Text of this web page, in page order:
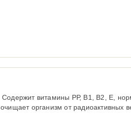
Содержит витамины РР, В1, В2, Е,
очищает организм от радиоактивных